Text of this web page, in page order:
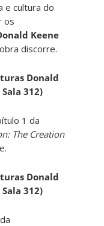
e cultura do
os
Keene
discorre.
Donald
Sala 312)
1 da
The Creation
Donald
Sala 312)